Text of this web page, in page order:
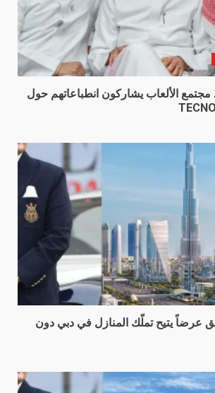
مجتمع الألعاب يشاركون انطباعاتهم حول
عرضاً يتيح تملّك المنازل في دبي دون